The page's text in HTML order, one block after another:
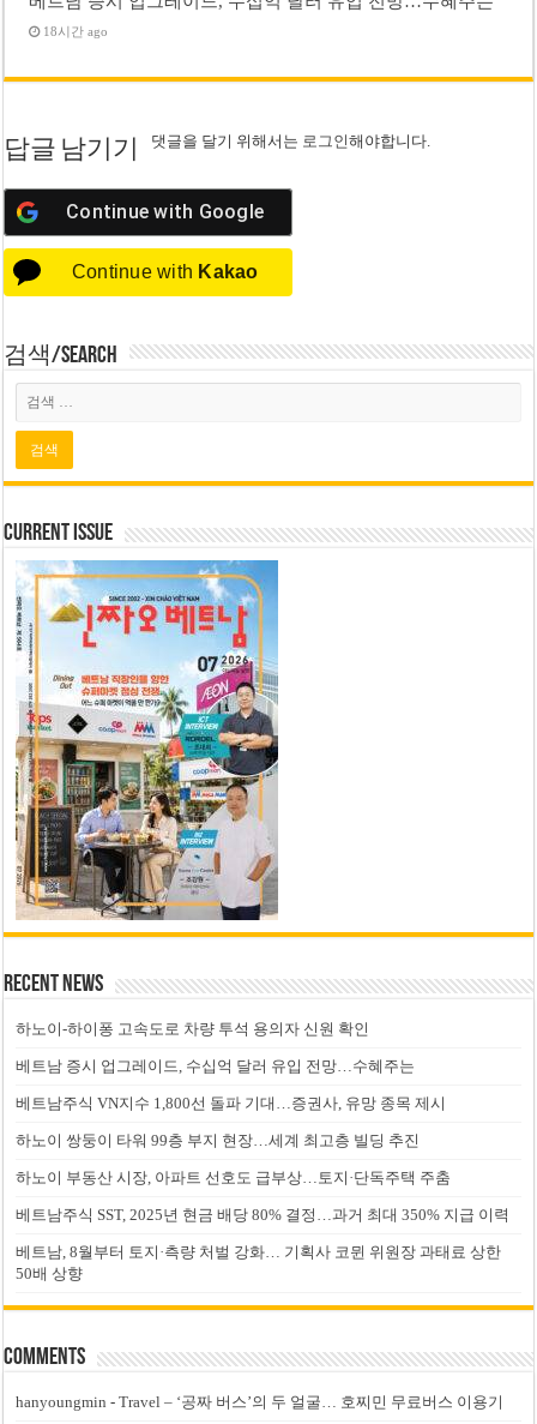
18시간 ago
답글 남기기 댓글을 달기 위해서는 로그인해야합니다.
Continue with Google
Continue with Kakao
검색/Search
Current Issue
Recent News
하노이-하이퐁 고속도로 차량 투석 용의자 신원 확인
베트남 증시 업그레이드, 수십억 달러 유입 전망…수혜주는
베트남주식 VN지수 1,800선 돌파 기대…증권사, 유망 종목 제시
하노이 쌍둥이 타워 99층 부지 현장…세계 최고층 빌딩 추진
하노이 부동산 시장, 아파트 선호도 급부상…토지·단독주택 주춤
베트남주식 SST, 2025년 현금 배당 80% 결정…과거 최대 350% 지급 이력
베트남, 8월부터 토지·측량 처벌 강화… 기획사 코뮌 위원장 과태료 상한
50배 상향
Comments
hanyoungmin -Travel – ‘공짜 버스’의 두 얼굴… 호찌민 무료버스 이용기